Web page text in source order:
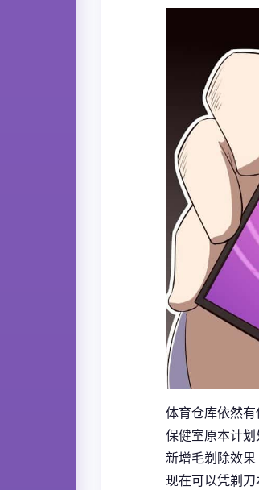
体育仓库依然
保健室原本计
新增毛剃除效果
现在可以凭剃